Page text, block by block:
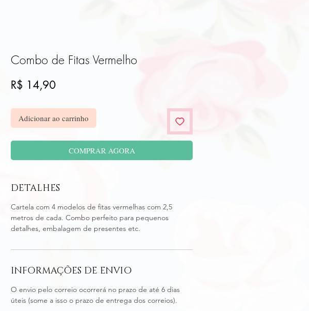
Combo de Fitas Vermelho
R$ 14,90Preço
Adicionar ao carrinho
COMPRAR AGORA
DETALHES
Cartela com 4 modelos de fitas vermelhas com 2,5
metros de cada. Combo perfeito para pequenos
detalhes, embalagem de presentes etc.
INFORMAÇÕES DE ENVIO
O envio pelo correio ocorrerá no prazo de até 6 dias
úteis (some a isso o prazo de entrega dos correios).